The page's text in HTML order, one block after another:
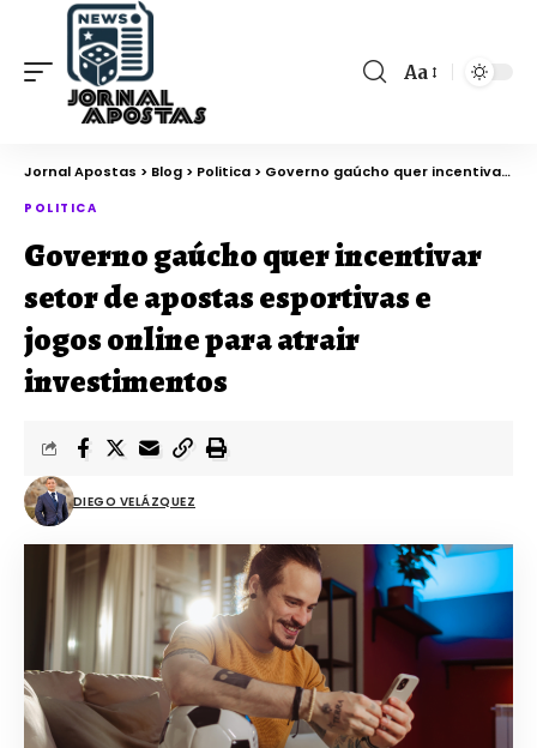
Aa
Jornal Apostas > Blog > Politica > Governo gaúcho quer incentivar setor de apostas esportivas e jogos online para atrair investimentos
POLITICA
Governo gaúcho quer incentivar
setor de apostas esportivas e
jogos online para atrair
investimentos
DIEGO VELÁZQUEZ